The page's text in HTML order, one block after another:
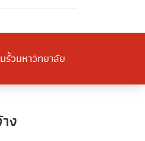
รั้วมหาวิทยาลัย
ง